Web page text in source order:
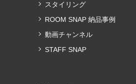
スタイリング
ROOM SNAP 納品事例
動画チャンネル
STAFF SNAP